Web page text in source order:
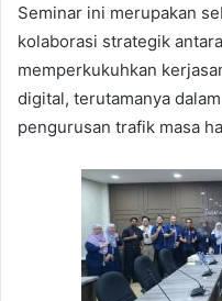
Seminar ini merupakan
kolaborasi strategik
memperkukuhkan
digital, terutamanya
pengurusan trafik masa